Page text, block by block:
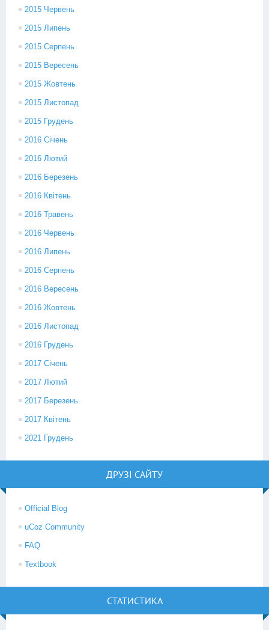
2015 Червень
2015 Липень
2015 Серпень
2015 Вересень
2015 Жовтень
2015 Листопад
2015 Грудень
2016 Січень
2016 Лютий
2016 Березень
2016 Квітень
2016 Травень
2016 Червень
2016 Липень
2016 Серпень
2016 Вересень
2016 Жовтень
2016 Листопад
2016 Грудень
2017 Січень
2017 Лютий
2017 Березень
2017 Квітень
2021 Грудень
ДРУЗІ САЙТУ
Official Blog
uCoz Community
FAQ
Textbook
СТАТИСТИКА